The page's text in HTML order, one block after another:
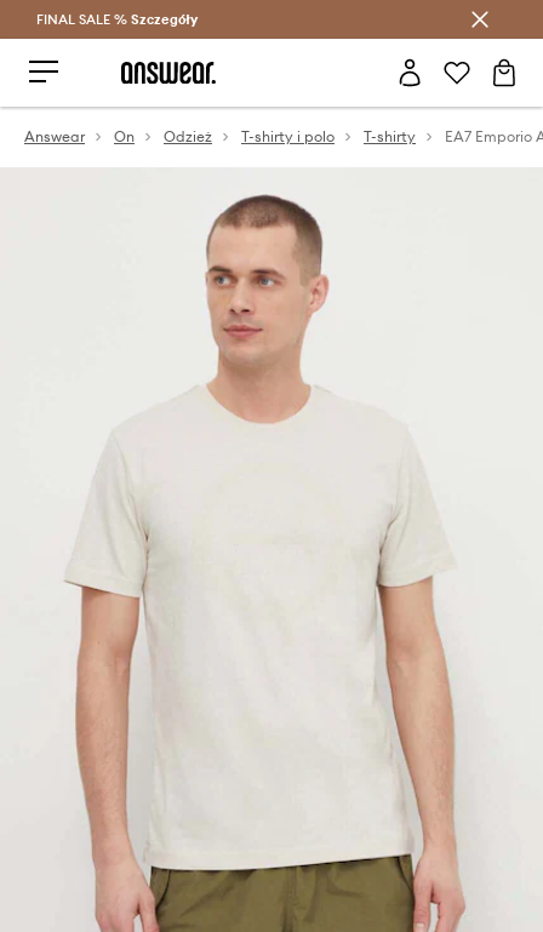
Oszczędzaj z Answear Club >
FINAL SALE % Szczegóły
Answear On Odzież T-shirty i polo T-shirty